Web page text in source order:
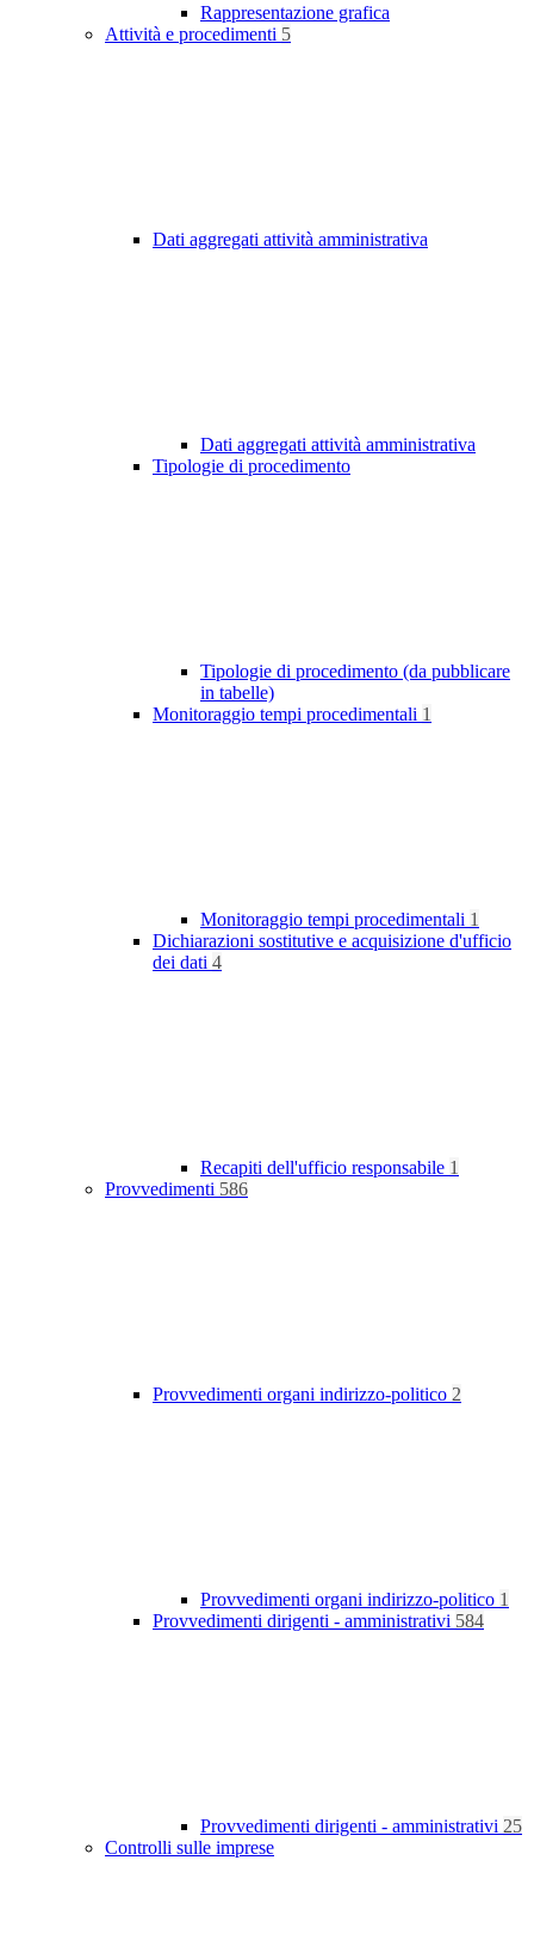
Rappresentazione grafica
Attività e procedimenti 5
Dati aggregati attività amministrativa
Dati aggregati attività amministrativa
Tipologie di procedimento
Tipologie di procedimento (da pubblicare
in tabelle)
Monitoraggio tempi procedimentali 1
Monitoraggio tempi procedimentali 1
Dichiarazioni sostitutive e acquisizione d'ufficio
dei dati 4
Recapiti dell'ufficio responsabile 1
Provvedimenti 586
Provvedimenti organi indirizzo-politico 2
Provvedimenti organi indirizzo-politico 1
Provvedimenti dirigenti - amministrativi 584
Provvedimenti dirigenti - amministrativi 25
Controlli sulle imprese